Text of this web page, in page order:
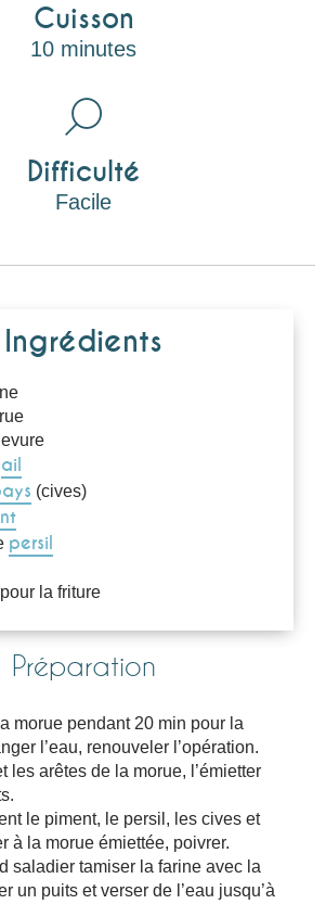
Cuisson
10 minutes
Difficulté
Facile
Ingrédients
ail
(cives)
persil
la friture
Préparation
morue pendant 20 min pour la
l’eau, renouveler l’opération.
les arêtes de la morue, l’émietter
le piment, le persil, les cives et
à la morue émiettée, poivrer.
saladier tamiser la farine avec la
un puits et verser de l’eau jusqu’à